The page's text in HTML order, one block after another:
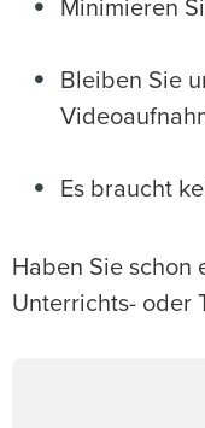
Minimieren
Bleiben Sie
Es braucht
Haben Sie schon
Unterrichts- oder